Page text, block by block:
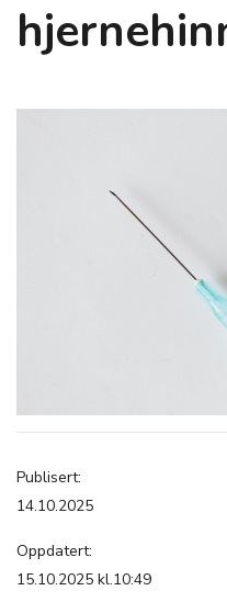
Publisert:
14.10.2025
Oppdatert:
15.10.2025 kl.10:49